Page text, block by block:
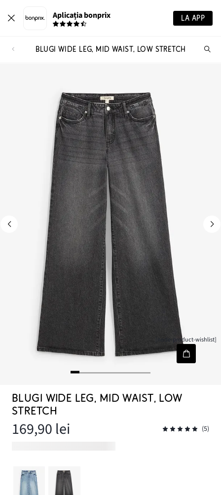
Aplicația bonprix LA APP
BLUGI WIDE LEG, MID WAIST, LOW STRETCH
[node-product-wishlist]
BLUGI WIDE LEG, MID WAIST, LOW
STRETCH
169,90 lei (5)